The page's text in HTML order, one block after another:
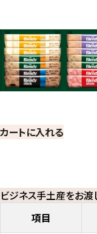
カートに入れる
ビジネス手土産をお渡
項目